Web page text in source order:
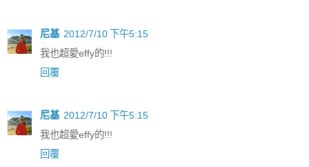
尼基 2012/7/10 下午5:15
我也超愛effy的!!!
回覆
尼基 2012/7/10 下午5:15
我也超愛effy的!!!
回覆